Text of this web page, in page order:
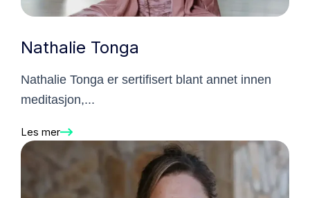
Nathalie Tonga
Nathalie Tonga er sertifisert blant annet innen
meditasjon,...
Les mer